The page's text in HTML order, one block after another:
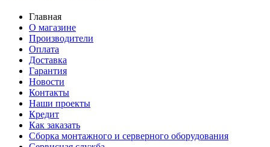
Главная
О магазине
Производители
Оплата
Доставка
Гарантия
Новости
Контакты
Наши проекты
Кредит
Как заказать
Сборка монтажного и серверного оборудования